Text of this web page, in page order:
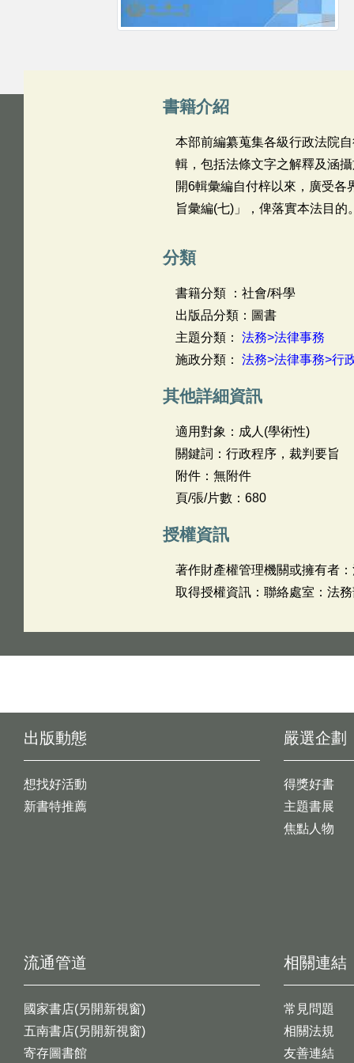
書籍介紹
本部前編纂蒐集各級行政法院
輯，包括法條文字之解釋及涵
開6輯彙編自付梓以來，廣受
旨彙編(七)」，俾落實本法目的
分類
書籍分類 ：社會/科學
出版品分類：圖書
主題分類： 法務>法律事務
施政分類： 法務>法律事務>行
其他詳細資訊
適用對象：成人(學術性)
關鍵詞：行政程序，裁判要旨
附件：無附件
頁/張/片數：680
授權資訊
著作財產權管理機關或擁有者
取得授權資訊：聯絡處室：法
出版動態
想找好活動
新書特推薦
嚴選企劃
得獎好書
主題書展
焦點人物
流通管道
國家書店(另開新視窗)
五南書店(另開新視窗)
寄存圖書館
相關連結
常見問題
相關法規
友善連結